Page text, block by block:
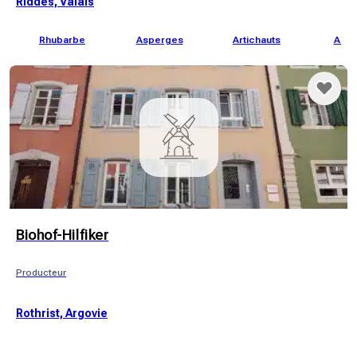
Rhubarbe Asperges Artichauts
Biohof-Hilfiker
Producteur
Rothrist, Argovie